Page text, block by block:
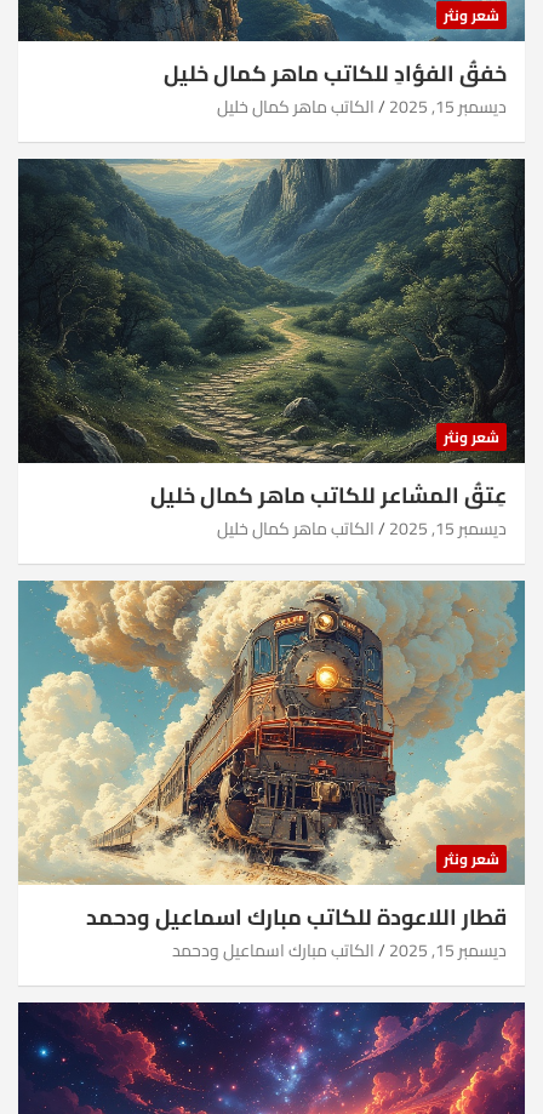
شعر ونثر
خفقُ الفؤادِ للكاتب ماهر كمال خليل
ديسمبر 15, 2025 الكاتب ماهر كمال خليل
شعر ونثر
عِتقُ المشاعر للكاتب ماهر كمال خليل
ديسمبر 15, 2025 الكاتب ماهر كمال خليل
شعر ونثر
قطار اللاعودة للكاتب مبارك اسماعيل ودحمد
ديسمبر 15, 2025 الكاتب مبارك اسماعيل ودحمد